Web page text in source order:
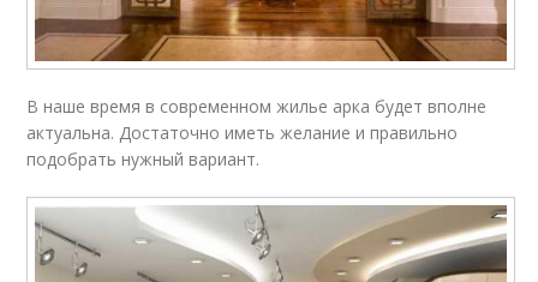
В наше время в современном жилье арка будет вполне
актуальна. Достаточно иметь желание и правильно
подобрать нужный вариант.